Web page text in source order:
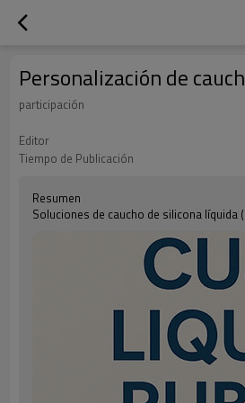
Personalización de
participación
Editor
Tiempo de Publicación
Resumen
Soluciones de caucho de silicona